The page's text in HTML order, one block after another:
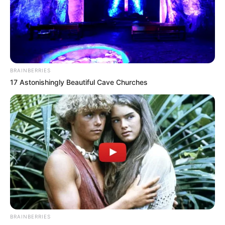
BRAINBERRIES
17 Astonishingly Beautiful Cave Churches
BRAINBERRIES